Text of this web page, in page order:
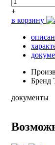
+
в корзину
Бренд
документы